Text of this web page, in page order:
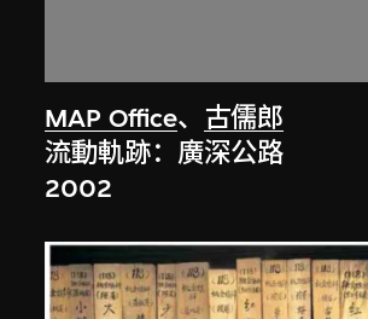
MAP Office、 古儒郎
流動軌跡：廣深公路
2002